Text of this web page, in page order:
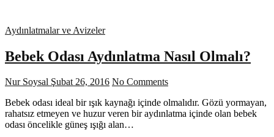
Aydınlatmalar ve Avizeler
Bebek Odası Aydınlatma Nasıl Olmalı?
Nur Soysal Şubat 26, 2016 No Comments
Bebek odası ideal bir ışık kaynağı içinde olmalıdır. Gözü yormayan,
rahatsız etmeyen ve huzur veren bir aydınlatma içinde olan bebek
odası öncelikle güneş ışığı alan…